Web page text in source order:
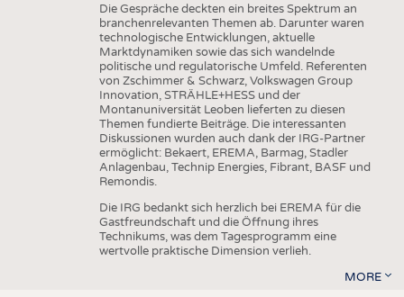
Die Gespräche deckten ein breites Spektrum an
branchenrelevanten Themen ab. Darunter waren
technologische Entwicklungen, aktuelle
Marktdynamiken sowie das sich wandelnde
politische und regulatorische Umfeld. Referenten
von Zschimmer & Schwarz, Volkswagen Group
Innovation, STRÄHLE+HESS und der
Montanuniversität Leoben lieferten zu diesen
Themen fundierte Beiträge. Die interessanten
Diskussionen wurden auch dank der IRG-Partner
ermöglicht: Bekaert, EREMA, Barmag, Stadler
Anlagenbau, Technip Energies, Fibrant, BASF und
Remondis.
Die IRG bedankt sich herzlich bei EREMA für die
Gastfreundschaft und die Öffnung ihres
Technikums, was dem Tagesprogramm eine
wertvolle praktische Dimension verlieh.
MORE